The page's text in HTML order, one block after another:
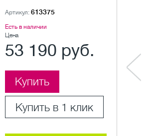
Артикул: 613375
Есть в наличии
Цена
53 190 руб.
Купить
Купить в 1 клик